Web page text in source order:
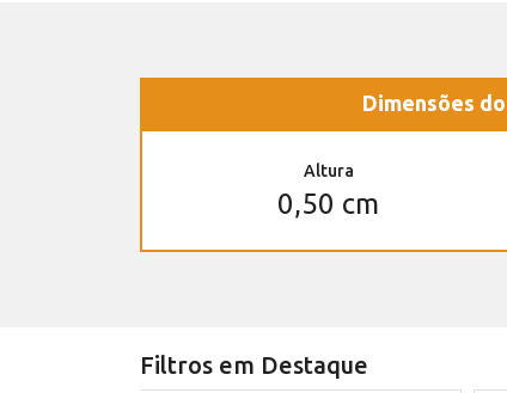
Dimensões
Altura
0,50 cm
Filtros em Destaque